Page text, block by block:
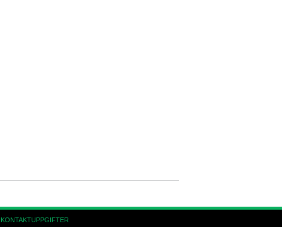
KONTAKTUPPGIFTER